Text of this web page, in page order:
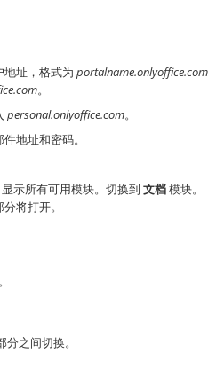
址，格式为 portalname.onlyoffice.com
。
personal.onlyoffice.com。
地址和密码。
示所有可用模块。切换到 文档模块。
分将打开。
分之间切换。